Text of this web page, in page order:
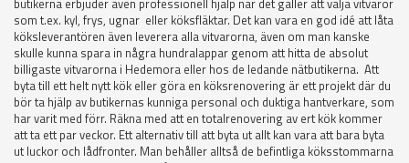
butikerna erbjuder även professionell hjälp när det gäller att välja vitvaror
som t.ex. kyl, frys, ugnar eller köksfläktar. Det kan vara en god idé att låta
köksleverantören även leverera alla vitvarorna, även om man kanske
skulle kunna spara in några hundralappar genom att hitta de absolut
billigaste vitvarorna i Hedemora eller hos de ledande nätbutikerna. Att
byta till ett helt nytt kök eller göra en köksrenovering är ett projekt där du
bör ta hjälp av butikernas kunniga personal och duktiga hantverkare, som
har varit med förr. Räkna med att en totalrenovering av ert kök kommer
att ta ett par veckor. Ett alternativ till att byta ut allt kan vara att bara byta
ut luckor och lådfronter. Man behåller alltså de befintliga köksstommarna